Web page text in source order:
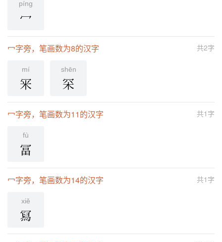
pínɡ
冖
共2字
冖字旁，笔画数为8的汉字
mí
冞
shēn
罙
共1字
冖字旁，笔画数为11的汉字
fù
冨
共1字
冖字旁，笔画数为14的汉字
xiě
冩